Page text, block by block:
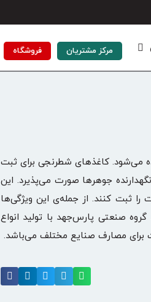
مرکز مشتریان فروشگاه
می‌شود. کاغذهای شطرنجی برای ثبت
جوهرها صورت می‌پذیرد. این
ثبت کنند. از جمله‌ی این ویژگی‌ها
صنعتی پارس‌جهد با تولید انواع
برای مصارف صنایع مختلف می‌باشد.